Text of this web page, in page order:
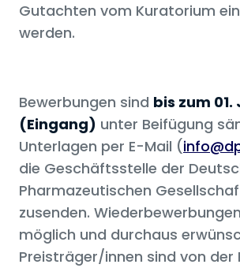
Gutachten vom Kuratorium
werden.
Bewerbungen sind bis zum 01.
(Eingang) unter Beifügung
Unterlagen per E-Mail (
die Geschäftsstelle der
Pharmazeutischen
zusenden.
möglich und durchaus
Preisträger/innen sind von der